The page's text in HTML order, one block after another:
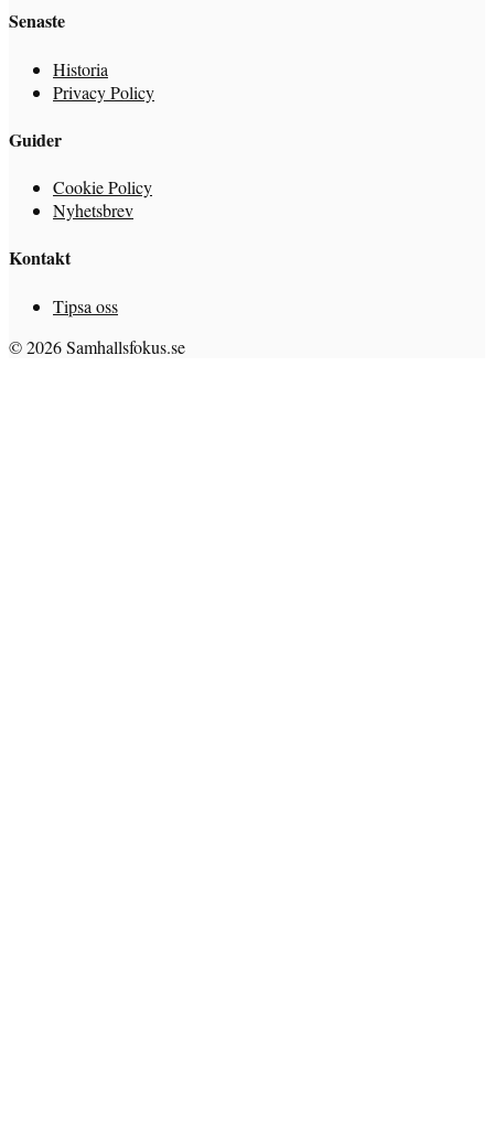
Senaste
Historia
Privacy Policy
Guider
Cookie Policy
Nyhetsbrev
Kontakt
Tipsa oss
© 2026 Samhallsfokus.se